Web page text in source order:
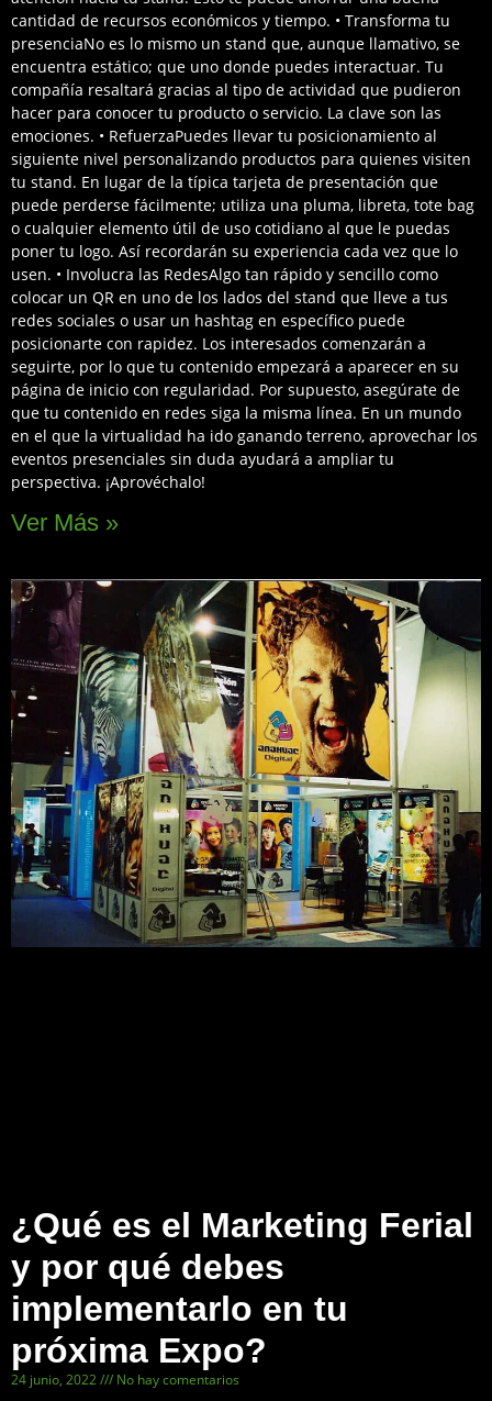
cantidad de recursos económicos y tiempo. • Transforma tu
presenciaNo es lo mismo un stand que, aunque llamativo, se
encuentra estático; que uno donde puedes interactuar. Tu
compañía resaltará gracias al tipo de actividad que pudieron
hacer para conocer tu producto o servicio. La clave son las
emociones. • RefuerzaPuedes llevar tu posicionamiento al
siguiente nivel personalizando productos para quienes visiten
tu stand. En lugar de la típica tarjeta de presentación que
puede perderse fácilmente; utiliza una pluma, libreta, tote bag
o cualquier elemento útil de uso cotidiano al que le puedas
poner tu logo. Así recordarán su experiencia cada vez que lo
usen. • Involucra las RedesAlgo tan rápido y sencillo como
colocar un QR en uno de los lados del stand que lleve a tus
redes sociales o usar un hashtag en específico puede
posicionarte con rapidez. Los interesados comenzarán a
seguirte, por lo que tu contenido empezará a aparecer en su
página de inicio con regularidad. Por supuesto, asegúrate de
que tu contenido en redes siga la misma línea. En un mundo
en el que la virtualidad ha ido ganando terreno, aprovechar los
eventos presenciales sin duda ayudará a ampliar tu
perspectiva. ¡Aprovéchalo!
Ver Más »
¿Qué es el Marketing Ferial
y por qué debes
implementarlo en tu
próxima Expo?
24 junio, 2022 No hay comentarios